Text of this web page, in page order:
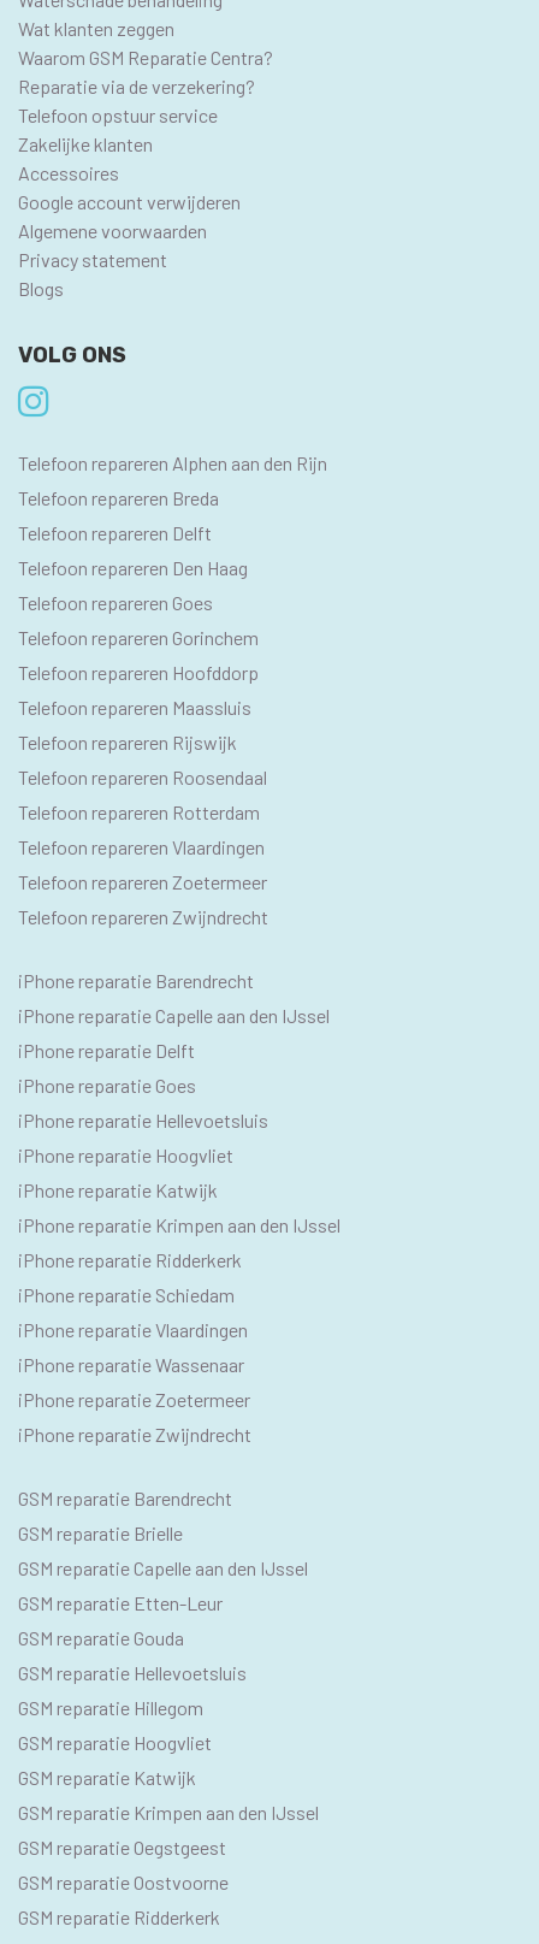
Wat klanten zeggen
Waarom GSM Reparatie Centra?
Reparatie via de verzekering?
Telefoon opstuur service
Zakelijke klanten
Accessoires
Google account verwijderen
Algemene voorwaarden
Privacy statement
Blogs
VOLG ONS
SEO
PAGINA'S
Telefoon repareren Alphen aan den Rijn
Telefoon repareren Breda
Telefoon repareren Delft
Telefoon repareren Den Haag
Telefoon repareren Goes
Telefoon repareren Gorinchem
Telefoon repareren Hoofddorp
Telefoon repareren Maassluis
Telefoon repareren Rijswijk
Telefoon repareren Roosendaal
Telefoon repareren Rotterdam
Telefoon repareren Vlaardingen
Telefoon repareren Zoetermeer
Telefoon repareren Zwijndrecht
IPHONE
SEO
TEKSTEN
iPhone reparatie Barendrecht
iPhone reparatie Capelle aan den IJssel
iPhone reparatie Delft
iPhone reparatie Goes
iPhone reparatie Hellevoetsluis
iPhone reparatie Hoogvliet
iPhone reparatie Katwijk
iPhone reparatie Krimpen aan den IJssel
iPhone reparatie Ridderkerk
iPhone reparatie Schiedam
iPhone reparatie Vlaardingen
iPhone reparatie Wassenaar
iPhone reparatie Zoetermeer
iPhone reparatie Zwijndrecht
SEO
GSM
GSM reparatie Barendrecht
GSM reparatie Brielle
GSM reparatie Capelle aan den IJssel
GSM reparatie Etten-Leur
GSM reparatie Gouda
GSM reparatie Hellevoetsluis
GSM reparatie Hillegom
GSM reparatie Hoogvliet
GSM reparatie Katwijk
GSM reparatie Krimpen aan den IJssel
GSM reparatie Oegstgeest
GSM reparatie Oostvoorne
GSM reparatie Ridderkerk